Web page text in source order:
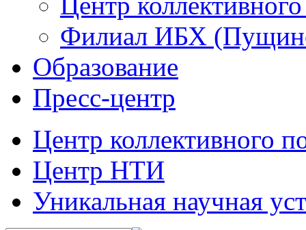
Филиал ИБХ
Образование
Пресс-центр
Центр коллективного
Центр НТИ
Уникальная научная